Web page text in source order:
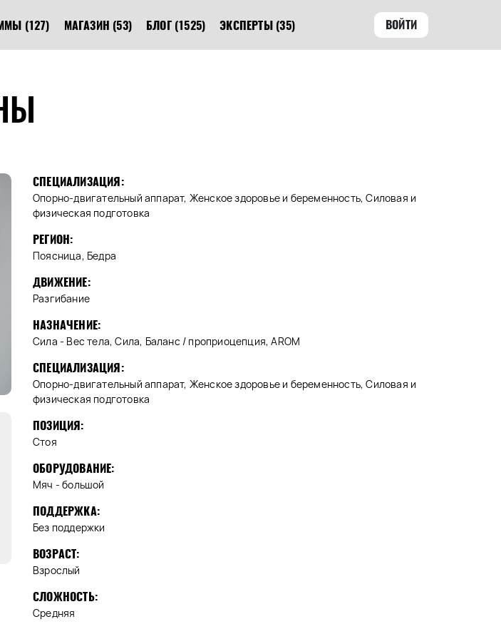
(127) МАГАЗИН (53) БЛОГ (1525) ЭКСПЕРТЫ (35) ВОЙТИ
СПЕЦИАЛИЗАЦИЯ:
Опорно-двигательный аппарат, Женское здоровье и беременность, Силовая и
физическая подготовка
РЕГИОН:
Поясница, Бедра
ДВИЖЕНИЕ:
Разгибание
НАЗНАЧЕНИЕ:
Сила - Вес тела, Сила, Баланс / проприоцепция, AROM
СПЕЦИАЛИЗАЦИЯ:
Опорно-двигательный аппарат, Женское здоровье и беременность, Силовая и
физическая подготовка
ПОЗИЦИЯ:
Стоя
ОБОРУДОВАНИЕ:
Мяч - большой
ПОДДЕРЖКА:
Без поддержки
ВОЗРАСТ:
Взрослый
СЛОЖНОСТЬ:
Средняя